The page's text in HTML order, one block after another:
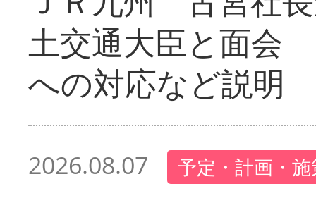
土交通大臣と面会
への対応など説明
2026.08.07 予定・計画・